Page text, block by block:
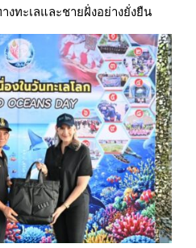
ทะเลและชายฝั่งอย่างยั่งยืน